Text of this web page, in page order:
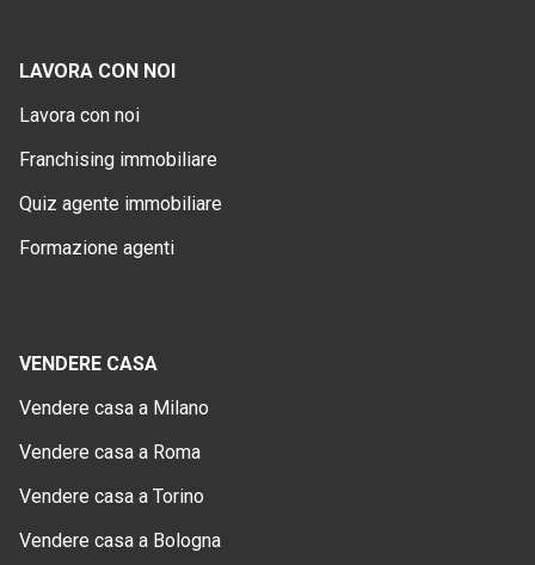
LAVORA CON NOI
Lavora con noi
Franchising immobiliare
Quiz agente immobiliare
Formazione agenti
VENDERE CASA
Vendere casa a Milano
Vendere casa a Roma
Vendere casa a Torino
Vendere casa a Bologna